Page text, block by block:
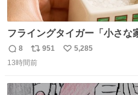
フライングタイガー「小さな
並べれば“デンマークの街並み”に ピンク・グリーン
コッタの全9種 - fashion-
返
信
8
リ
ポ
ト
951
い
数
5,285
13時間前